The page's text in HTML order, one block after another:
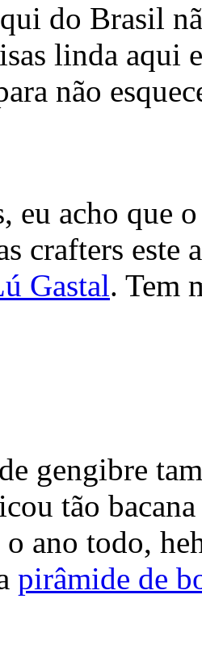
do Brasil
linda aqui
não
eu acho que
crafters este
Gastal. Tem
gengibre
tão
o ano todo,
pirâmide de